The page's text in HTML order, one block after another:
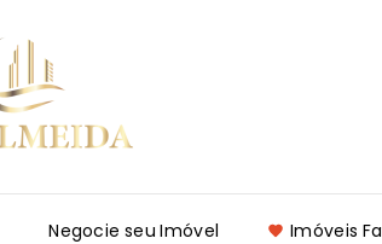
Negocie seu Imóvel Imóveis